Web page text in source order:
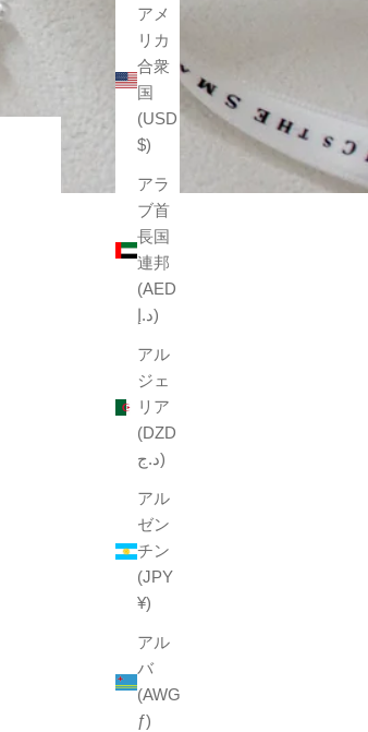
アメ
リカ
合衆
国
(USD
$)
アラ
ブ首
長国
連邦
(AED
د.إ)
アル
ジェ
リア
(DZD
د.ج)
アル
ゼン
チン
(JPY
¥)
アル
バ
(AWG
ƒ)